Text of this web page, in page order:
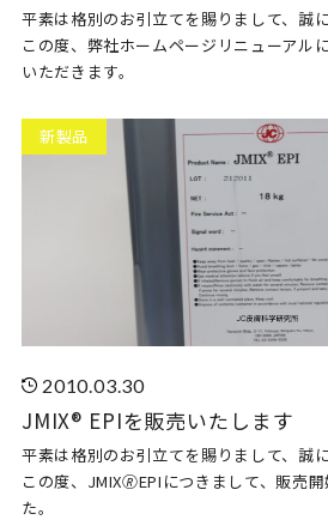
平素は格別のお引立てを賜りまして、誠
この度、弊社ホームページリニューアル
いただきます。
2010.03.30
JMIX® EPIを販売いたします
平素は格別のお引立てを賜りまして、誠
この度、JMIX🄬EPIにつきまして、販売
た。
新製品